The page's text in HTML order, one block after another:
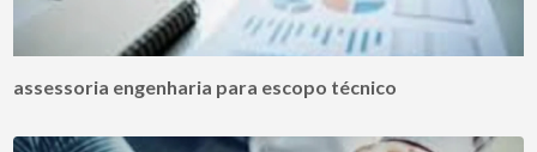
assessoria engenharia para escopo técnico